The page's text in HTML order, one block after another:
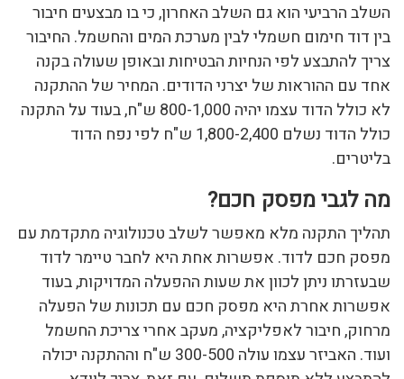
השלב הרביעי הוא גם השלב האחרון, כי בו מבצעים חיבור
בין דוד חימום חשמלי לבין מערכת המים והחשמל. החיבור
צריך להתבצע לפי הנחיות הבטיחות ובאופן שעולה בקנה
אחד עם ההוראות של יצרני הדודים. המחיר של ההתקנה
לא כולל הדוד עצמו יהיה 800-1,000 ש"ח, בעוד על התקנה
כולל הדוד נשלם 1,800-2,400 ש"ח לפי נפח הדוד
בליטרים.
מה לגבי מפסק חכם?
תהליך התקנה מלא מאפשר לשלב טכנולוגיה מתקדמת עם
מפסק חכם לדוד. אפשרות אחת היא לחבר טיימר לדוד
שבעזרתו ניתן לכוון את שעות ההפעלה המדויקות, בעוד
אפשרות אחרת היא מפסק חכם עם תכונות של הפעלה
מרחוק, חיבור לאפליקציה, מעקב אחרי צריכת החשמל
ועוד. האביזר עצמו עולה 300-500 ש"ח וההתקנה יכולה